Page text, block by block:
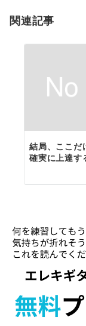
ン
関連記事
結局、ここだ
確実に上達す